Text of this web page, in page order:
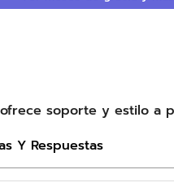
soporte y estilo a
Y Respuestas